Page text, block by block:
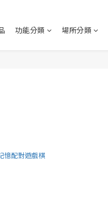
功能分類 場所分類